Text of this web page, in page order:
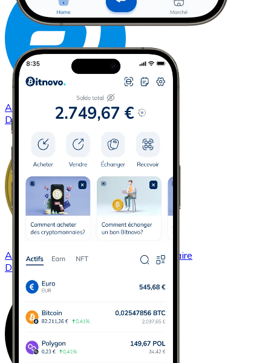
Acheter Dash avec virement bancaire
DASH
Acheter Dogecoinavec virement bancaire
DOGE